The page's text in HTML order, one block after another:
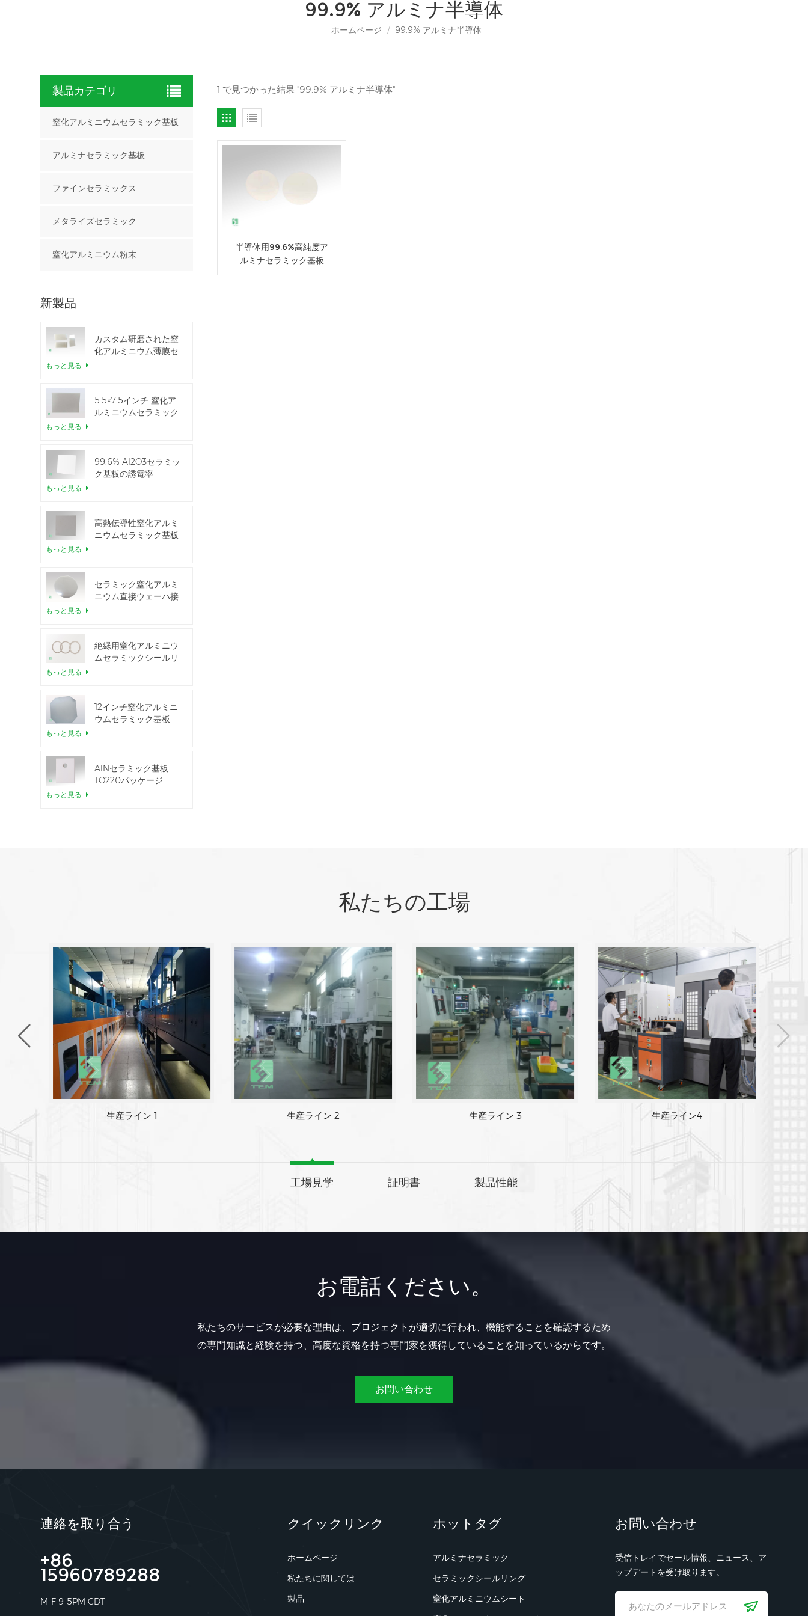
99.9% アルミナ半導体
ホームページ / 99.9% アルミナ半導体
1 で見つかった結果 "99.9% アルミナ半導体"
半導体用99.6%高純度ア
ルミナセラミック基板
製品カテゴリ
窒化アルミニウムセラミック基板
アルミナセラミック基板
ファインセラミックス
メタライズセラミック
窒化アルミニウム粉末
新製品
カスタム研磨された窒
化アルミニウム薄膜セ
もっと見る
5.5×7.5インチ 窒化ア
ルミニウムセラミック
もっと見る
99.6% Al2O3セラミッ
ク基板の誘電率
もっと見る
高熱伝導性窒化アルミ
ニウムセラミック基板
もっと見る
セラミック窒化アルミ
ニウム直接ウェーハ接
もっと見る
絶縁用窒化アルミニウ
ムセラミックシールリ
もっと見る
12インチ窒化アルミニ
ウムセラミック基板
もっと見る
AlNセラミック基板
TO220パッケージ
もっと見る
私たちの工場
生産ライン 1 生産ライン 2 生産ライン 3 生産ライン4
工場見学 証明書 製品性能
お電話ください。
私たちのサービスが必要な理由は、プロジェクトが適切に行われ、機能することを確認するため
の専門知識と経験を持つ、高度な資格を持つ専門家を獲得していることを知っているからです。
お問い合わせ
連絡を取り合う
+86
15960789288
M-F 9-5PM CDT
クイックリンク
ホームページ
私たちに関しては
製品
ホットタグ
アルミナセラミック
セラミックシールリング
窒化アルミニウムシート
お問い合わせ
受信トレイでセール情報、ニュース、ア
ップデートを受け取ります。